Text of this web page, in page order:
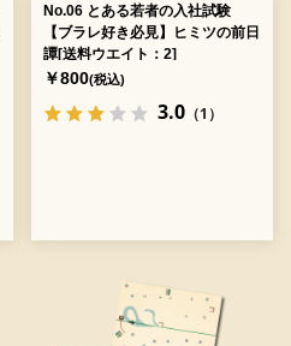
No.06 とある若者の入社試験
【ブラレ好き必見】ヒミツの前日
譚[送料ウエイト：2]
￥800(税込)
3.0（1）